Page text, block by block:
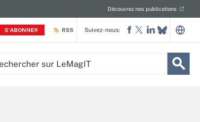
S'ABONNER
Découvrez nos publications
RSS Suivez-nous: